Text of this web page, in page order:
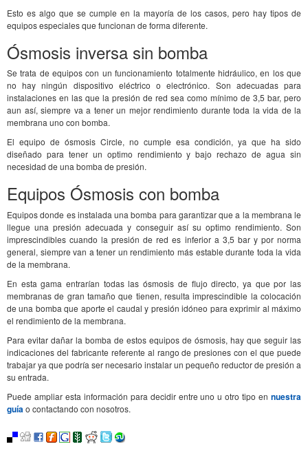
Esto es algo que se cumple en la mayoría de los casos, pero hay tipos de
equipos especiales que funcionan de forma diferente.
Ósmosis inversa sin bomba
Se trata de equipos con un funcionamiento totalmente hidráulico, en los que
no hay ningún dispositivo eléctrico o electrónico. Son adecuadas para
instalaciones en las que la presión de red sea como mínimo de 3,5 bar, pero
aun así, siempre va a tener un mejor rendimiento durante toda la vida de la
membrana uno con bomba.
El equipo de ósmosis Circle, no cumple esa condición, ya que ha sido
diseñado para tener un optimo rendimiento y bajo rechazo de agua sin
necesidad de una bomba de presión.
Equipos Ósmosis con bomba
Equipos donde es instalada una bomba para garantizar que a la membrana le
llegue una presión adecuada y conseguir así su optimo rendimiento. Son
imprescindibles cuando la presión de red es inferior a 3,5 bar y por norma
general, siempre van a tener un rendimiento más estable durante toda la vida
de la membrana.
En esta gama entrarían todas las ósmosis de flujo directo, ya que por las
membranas de gran tamaño que tienen, resulta imprescindible la colocación
de una bomba que aporte el caudal y presión idóneo para exprimir al máximo
el rendimiento de la membrana.
Para evitar dañar la bomba de estos equipos de ósmosis, hay que seguir las
indicaciones del fabricante referente al rango de presiones con el que puede
trabajar ya que podría ser necesario instalar un pequeño reductor de presión a
su entrada.
Puede ampliar esta información para decidir entre uno u otro tipo en nuestra
guía o contactando con nosotros.